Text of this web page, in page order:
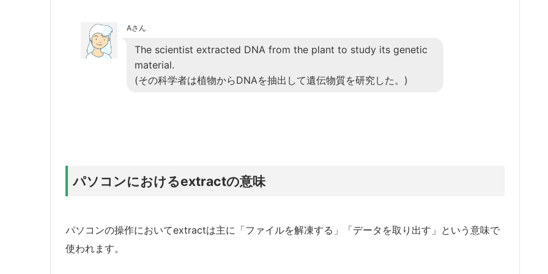
Aさん
The scientist extracted DNA from the plant to study its genetic
material.
(その科学者は植物からDNAを抽出して遺伝物質を研究した。)
パソコンにおけるextractの意味
パソコンの操作においてextractは主に「ファイルを解凍する」「データを取り出す」という意味で
使われます。